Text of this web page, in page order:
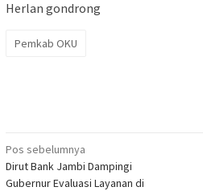
Herlan gondrong
Pemkab OKU
Navigasi
pos
Pos sebelumnya
Dirut Bank Jambi Dampingi
Gubernur Evaluasi Layanan di